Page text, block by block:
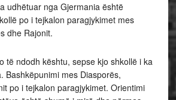
udhëtuar nga Gjermania është
po i tejkalon paragjykimet mes
dhe Rajonit.
të ndodh kështu, sepse kjo shkollë i ka
Bashkëpunimi mes Diasporës,
po i tejkalon paragjykimet. Orientimi